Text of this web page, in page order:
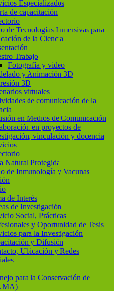
Especializados
de capacitación
de Tecnologías Inmersivas para
de la Ciencia
Trabajo
Fotografía y video
y Animación 3D
3D
virtuales
de comunicación de la
en Medios de Comunicación
en proyectos de
vinculación y docencia
Natural Protegida
de Inmunología y Vacunas
de Interés
de Investigación
Social, Prácticas
y Oportunidad de Tesis
para la Investigación
y Difusión
Ubicación y Redes
para la Conservación de